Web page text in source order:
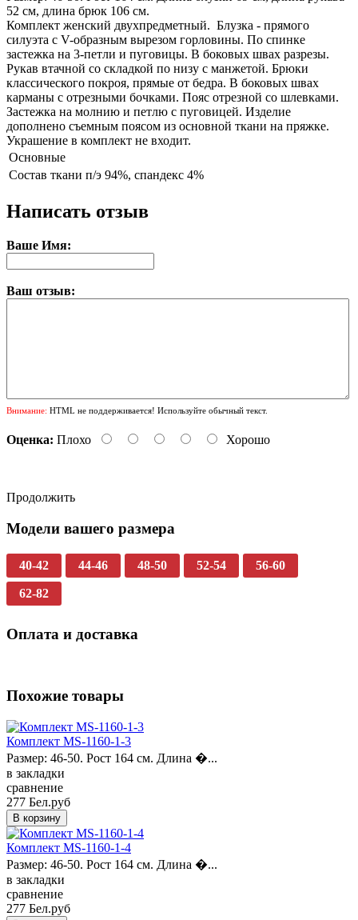
52 см, длина брюк 106 см.
Комплект женский двухпредметный. Блузка - прямого
силуэта с V-образным вырезом горловины. По спинке
застежка на 3-петли и пуговицы. В боковых швах разрезы.
Рукав втачной со складкой по низу с манжетой. Брюки
классического покроя, прямые от бедра. В боковых швах
карманы с отрезными бочками. Пояс отрезной со шлевками.
Застежка на молнию и петлю с пуговицей. Изделие
дополнено съемным поясом из основной ткани на пряжке.
Украшение в комплект не входит.
Основные
Состав ткани п/э 94%, спандекс 4%
Написать отзыв
Ваше Имя:
Ваш отзыв:
Внимание: HTML не поддерживается! Используйте обычный текст.
Оценка: Плохо Хорошо
Продолжить
Модели вашего размера
40-42 44-46 48-50 52-54 56-60
62-82
Оплата и доставка
Похожие товары
Комплект MS-1160-1-3
Размер: 46-50. Рост 164 см. Длина �...
в закладки
сравнение
277 Бел.руб
Комплект MS-1160-1-4
Размер: 46-50. Рост 164 см. Длина �...
в закладки
сравнение
277 Бел.руб